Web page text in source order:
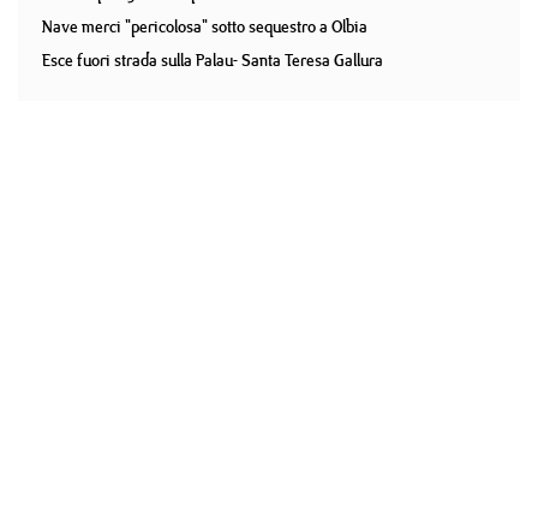
Nave merci "pericolosa" sotto sequestro a Olbia
Esce fuori strada sulla Palau- Santa Teresa Gallura